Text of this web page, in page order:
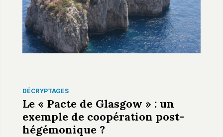
DÉCRYPTAGES
Le « Pacte de Glasgow » : un
exemple de coopération post-
hégémonique ?